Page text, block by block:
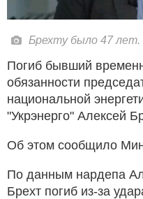
Брехту было 47
Погиб бывший
обязанности
национальной
"Укрэнерго" Алексей
Об этом сообщило
По данным нардепа
Брехт погиб из-за